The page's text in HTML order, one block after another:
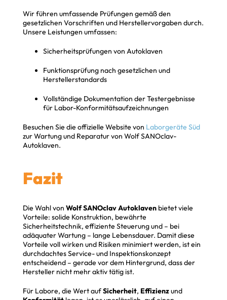
Wir führen umfassende Prüfungen gemäß den
gesetzlichen Vorschriften und Herstellervorgaben durch.
Unsere Leistungen umfassen:
Sicherheitsprüfungen von Autoklaven
Funktionsprüfung nach gesetzlichen und
Herstellerstandards
Vollständige Dokumentation der Testergebnisse
für Labor-Konformitätsaufzeichnungen
Besuchen Sie die offizielle Website von Laborgeräte Süd
zur Wartung und Reparatur von Wolf SANOclav-
Autoklaven.
Fazit
Die Wahl von Wolf SANOclav Autoklavenbietet viele
Vorteile: solide Konstruktion, bewährte
Sicherheitstechnik, effiziente Steuerung und – bei
adäquater Wartung – lange Lebensdauer. Damit diese
Vorteile voll wirken und Risiken minimiert werden, ist ein
durchdachtes Service- und Inspektionskonzept
entscheidend – gerade vor dem Hintergrund, dass der
Hersteller nicht mehr aktiv tätig ist.
Für Labore, die Wert aufSicherheit, Effizienzund